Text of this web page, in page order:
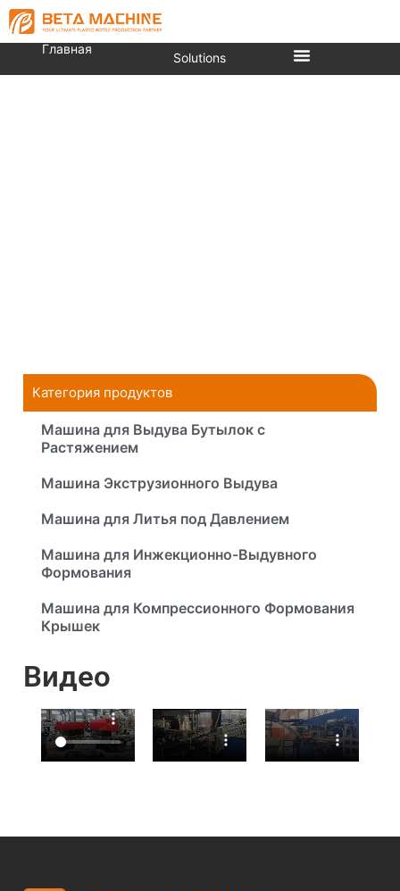
Главная
Solutions
Категория продуктов
Машина для Выдува Бутылок с
Растяжением
Машина Экструзионного Выдува
Машина для Литья под Давлением
Машина для Инжекционно-Выдувного
Формования
Машина для Компрессионного Формования
Крышек
Видео